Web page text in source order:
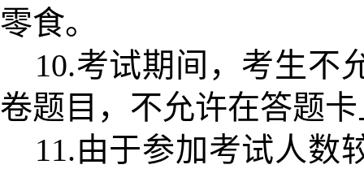
零食。
10.考试期间，考生不
卷题目，不允许在答题
11.由于参加考试人数